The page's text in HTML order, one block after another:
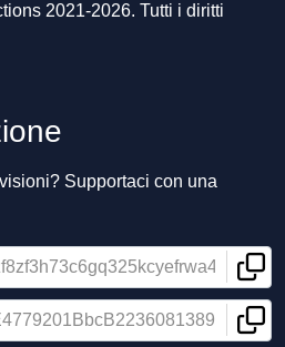
2021-2026. Tutti i diritti
Supportaci con una